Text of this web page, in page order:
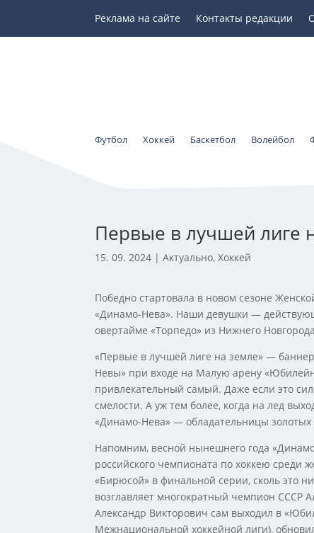
Реклама на сайте Контакты редакции
Футбол Хоккей Баскетбол Волейбол
Первые в лучшей лиге
15. 09. 2024 |Актуально,Хоккей
Победно стартовала в новом сезоне
«Динамо-Нева». Наши девушки —
овертайме «Торпедо» из Нижнего
«Первые в лучшей лиге на земле» —
Невы» при входе на Малую арену
привлекательный самый. Даже если это
смелости. А уж тем более, когда на лед
«Динамо-Нева» — обладательницы золотых
Напомним, весной нынешнего года
российского чемпионата по хоккею среди
«Бирюсой» в финальной серии, сколь это
возглавляет многократный чемпион СССР
Александр Викторович сам выходил в
Межнациональной хоккейной лиги),